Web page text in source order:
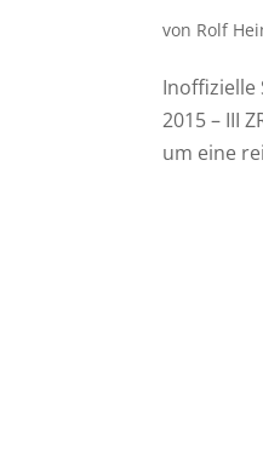
von Rolf
Inoffizielle
2015 – III
um eine